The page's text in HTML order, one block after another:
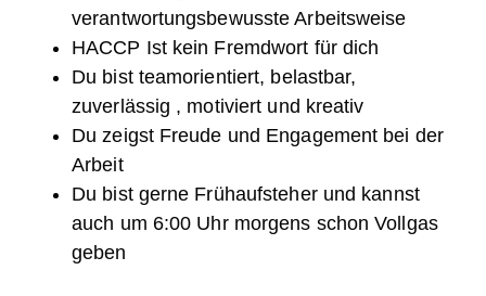
verantwortungsbewusste Arbeitsweise
HACCP Ist kein Fremdwort für dich
Du bist teamorientiert, belastbar,
zuverlässig , motiviert und kreativ
Du zeigst Freude und Engagement bei der
Arbeit
Du bist gerne Frühaufsteher und kannst
auch um 6:00 Uhr morgens schon Vollgas
geben